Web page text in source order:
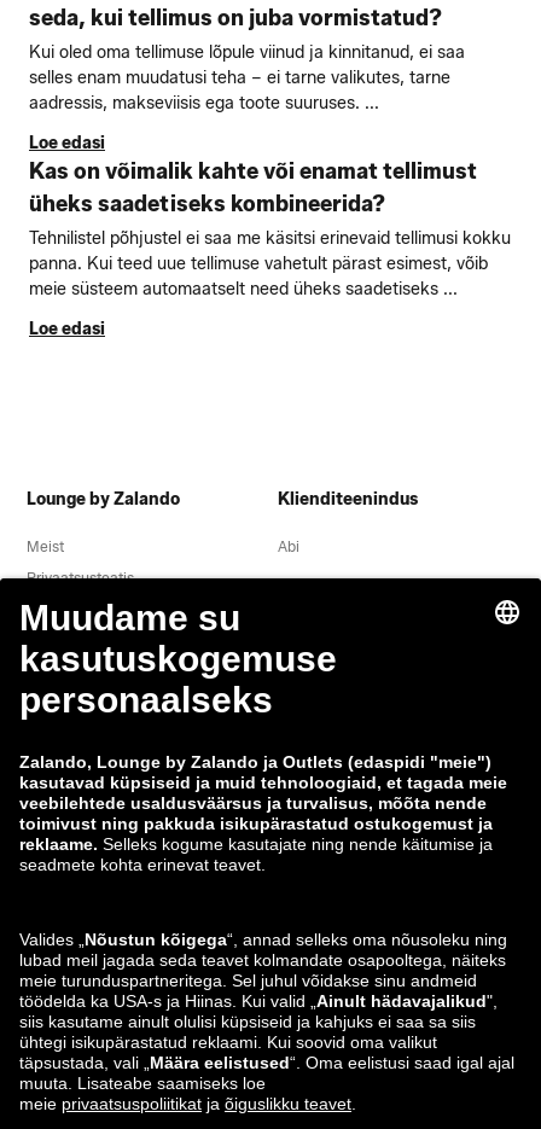
seda, kui tellimus on juba vormistatud?
Kui oled oma tellimuse lõpule viinud ja kinnitanud, ei saa
selles enam muudatusi teha – ei tarne valikutes, tarne
aadressis, makseviisis ega toote suuruses. ...
Loe edasi
Kas on võimalik kahte või enamat tellimust
üheks saadetiseks kombineerida?
Tehnilistel põhjustel ei saa me käsitsi erinevaid tellimusi kokku
panna. Kui teed uue tellimuse vahetult pärast esimest, võib
meie süsteem automaatselt need üheks saadetiseks ...
Loe edasi
Lounge by Zalando
Meist
Privaatsusteatis
Õigusteave
Tingimused
Taganemine
Töökohad
Teavita haavatavusest
Tooteohutus
Klienditeenindus
Abi
Zalando Grupp
ABOUT YOU
Makseviisid
Leiad meid ka siit Saatmis- ja tarnepartner